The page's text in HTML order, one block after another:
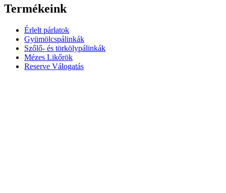
Termékeink
Érlelt párlatok
Gyümölcspálinkák
Szőlő- és törkölypálinkák
Mézes Likőrök
Reserve Válogatás